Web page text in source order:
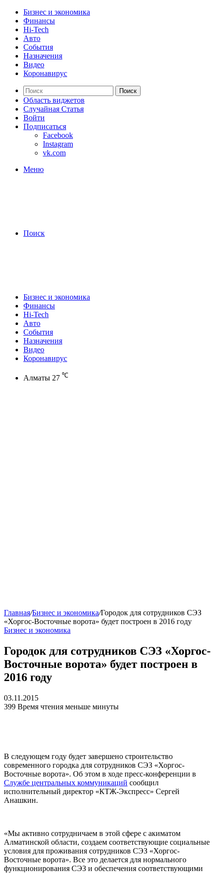
Бизнес и экономика
Финансы
Hi-Tech
Авто
События
Назначения
Видео
Коронавирус
Поиск
Область виджетов
Случайная Статья
Войти
Подписаться
Facebook
Instagram
vk.com
Меню
Поиск
Бизнес и экономика
Финансы
Hi-Tech
Авто
События
Назначения
Видео
Коронавирус
Алматы 27 ℃
Главная/Бизнес и экономика/Городок для сотрудников СЭЗ
«Хоргос-Восточные ворота» будет построен в 2016 году
Бизнес и экономика
Городок для сотрудников СЭЗ «Хоргос-
Восточные ворота» будет построен в
2016 году
03.11.2015
399 Время чтения меньше минуты
В следующем году будет завершено строительство
современного городка для сотрудников СЭЗ «Хоргос-
Восточные ворота». Об этом в ходе пресс-конференции в
Службе центральных коммуникаций сообщил
исполнительный директор «КТЖ-Экспресс» Сергей
Анашкин.
«Мы активно сотрудничаем в этой сфере с акиматом
Алматинской области, создаем соответствующие социальные
условия для проживания сотрудников СЭЗ «Хоргос-
Восточные ворота». Все это делается для нормального
функционирования СЭЗ и обеспечения соответствующими